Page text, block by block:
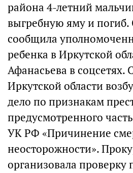
района 4-летний
выгребную яму и погиб.
сообщила
ребенка в Иркутской
Афанасьева в соцсетях.
Иркутской области
дело по признакам
предусмотренного
УК РФ «Причинение
неосторожности».
организовала